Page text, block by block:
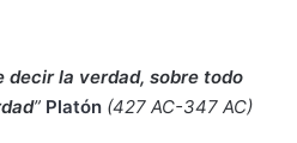
decir la verdad, sobre todo
” Platón (427 AC-347 AC)